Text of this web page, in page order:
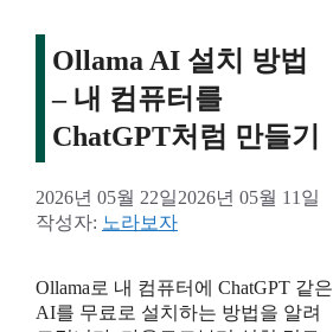
Ollama AI 설치 방법
– 내 컴퓨터를
ChatGPT처럼 만들기
2026년 05월 22일2026년 05월 11일
작성자: 노라보자
Ollama로 내 컴퓨터에 ChatGPT 같은
AI를 무료로 설치하는 방법을 알려